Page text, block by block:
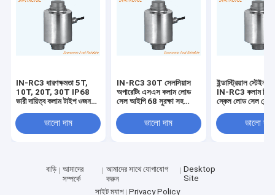
IN-RC3 ধারণক্ষমতা 5T,
10T, 20T, 30T IP68
ভারী দায়িত্ব কলাম টাইপ ওজন
150% / 250% Emax
নিরাপদ ওভারলোড
ভালো দাম
IN-RC3 30T সেলসিয়াস
অপারেটিং এসএস কলাম লোড
সেল আইপি 68 সুরক্ষা সহ
ভালো দাম
ইন্ডাস্ট্রিয়াল
IN-RC3 কলাম
স্কেল লোড সেল
জন্য সুরক্ষাভালো দাম
বাড়ি
আমাদের
সম্পর্কে
আমাদের সাথে যোগাযোগ
করুন
Desktop
Site
সাইট ম্যাপ
Privacy Policy